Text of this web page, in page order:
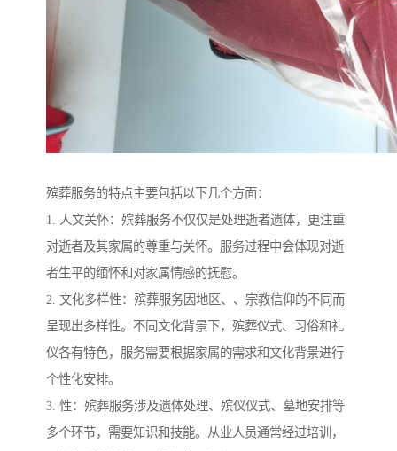
殡葬服务的特点主要包括以下几个方面：
1. 人文关怀：殡葬服务不仅仅是处理逝者遗体，更注重
对逝者及其家属的尊重与关怀。服务过程中会体现对逝
者生平的缅怀和对家属情感的抚慰。
2. 文化多样性：殡葬服务因地区、、宗教信仰的不同而
呈现出多样性。不同文化背景下，殡葬仪式、习俗和礼
仪各有特色，服务需要根据家属的需求和文化背景进行
个性化安排。
3. 性：殡葬服务涉及遗体处理、殡仪仪式、墓地安排等
多个环节，需要知识和技能。从业人员通常经过培训，